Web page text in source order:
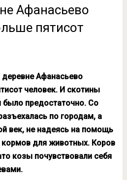
Афанасьево
пятисот
Афанасьево
человек. И скотины
предостаточно. Со
по городам, а
век, не надеясь на помощь
кормов для животных. Коров
козы почувствовали себя